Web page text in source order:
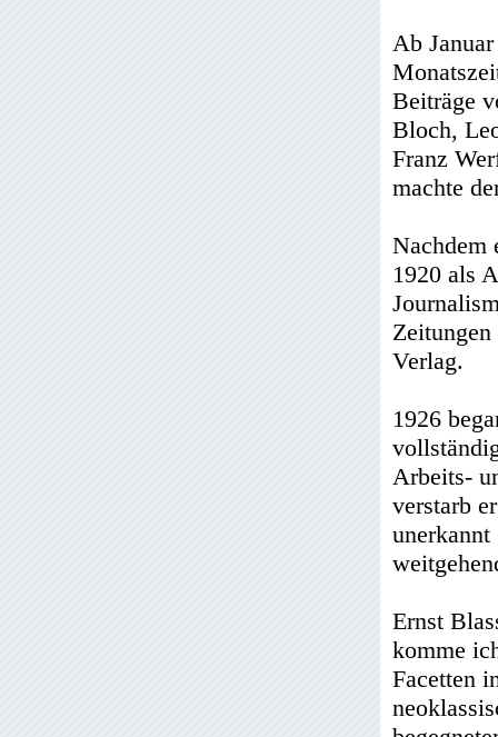
Ab
Beiträge
Bloch,
Franz
machte
Nachdem
1920 als
Verlag.
1926
Arbeits-
verstarb
Ernst
komme
Facetten